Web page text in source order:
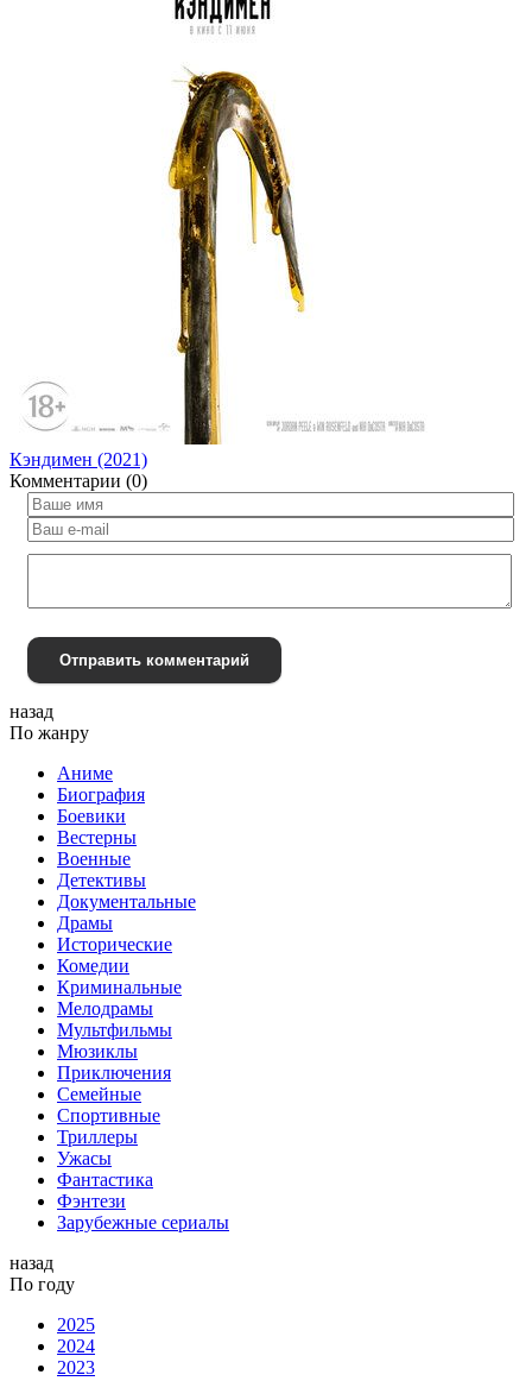
Кэндимен (2021)
Комментарии (0)
Отправить комментарий
назад
По жанру
Аниме
Биография
Боевики
Вестерны
Военные
Детективы
Документальные
Драмы
Исторические
Комедии
Криминальные
Мелодрамы
Мультфильмы
Мюзиклы
Приключения
Семейные
Спортивные
Триллеры
Ужасы
Фантастика
Фэнтези
Зарубежные сериалы
назад
По году
2025
2024
2023